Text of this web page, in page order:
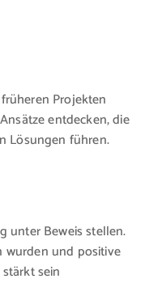
Projekten
entdecken, die
Lösungen führen.
unter Beweis stellen.
wurden und positive
sein